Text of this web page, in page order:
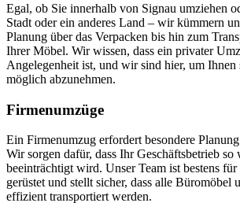
Egal, ob Sie innerhalb von Signau umziehen
Stadt oder ein anderes Land – wir kümmern
Planung über das Verpacken bis hin zum
Ihrer Möbel. Wir wissen, dass ein privater
Angelegenheit ist, und wir sind hier, um
möglich abzunehmen.
Firmenumzüge
Ein Firmenumzug erfordert besondere
Wir sorgen dafür, dass Ihr Geschäftsbetrieb
beeinträchtigt wird. Unser Team ist bestens
gerüstet und stellt sicher, dass alle Büromöbel
effizient transportiert werden.